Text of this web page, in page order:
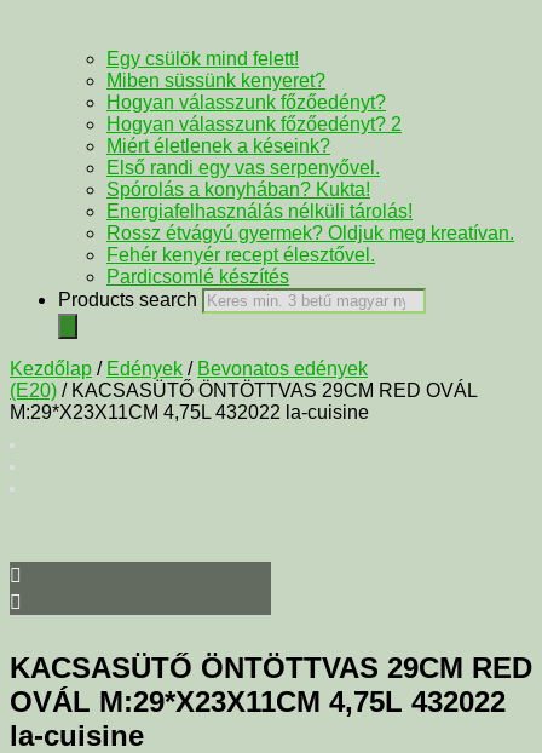
Egy csülök mind felett!
Miben süssünk kenyeret?
Hogyan válasszunk főzőedényt?
Hogyan válasszunk főzőedényt? 2
Miért életlenek a késeink?
Első randi egy vas serpenyővel.
Spórolás a konyhában? Kukta!
Energiafelhasználás nélküli tárolás!
Rossz étvágyú gyermek? Oldjuk meg kreatívan.
Fehér kenyér recept élesztővel.
Pardicsomlé készítés
Products search
Kezdőlap / Edények / Bevonatos edények
(E20) / KACSASÜTŐ ÖNTÖTTVAS 29CM RED OVÁL
M:29*X23X11CM 4,75L 432022 la-cuisine
KACSASÜTŐ ÖNTÖTTVAS 29CM RED
OVÁL M:29*X23X11CM 4,75L 432022
la-cuisine